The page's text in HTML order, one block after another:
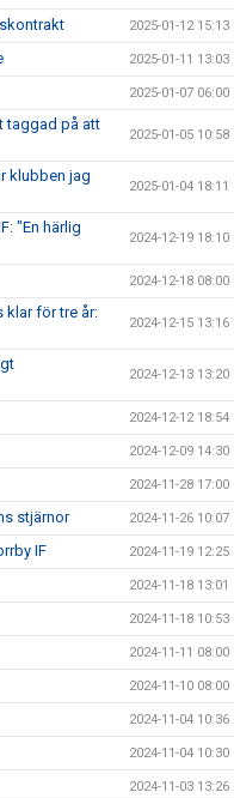
2025-01-12 15:13
2025-01-11 13:03
2025-01-07 06:00
taggad på att
2025-01-05 10:58
klubben jag
2025-01-04 18:11
"En härlig
2024-12-19 18:10
2024-12-18 08:00
klar för tre år:
2024-12-15 13:16
2024-12-13 13:20
2024-12-12 18:54
2024-12-09 14:30
2024-11-28 17:00
stjärnor 2024-11-26 10:07
IF 2024-11-19 12:25
2024-11-18 13:01
2024-11-18 10:53
2024-11-11 08:00
2024-11-10 08:00
2024-11-04 10:36
2024-11-04 10:30
2024-11-03 13:26